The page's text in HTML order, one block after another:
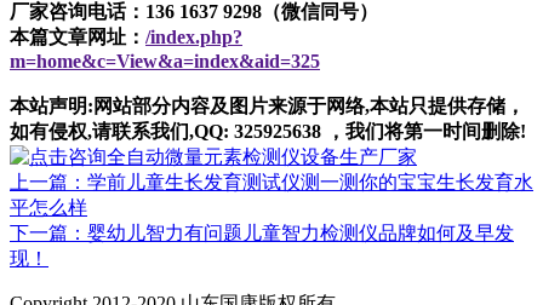
厂家咨询电话：136 1637 9298（微信同号）
本篇文章网址： /index.php?
m=home&c=View&a=index&aid=325
本站声明:网站部分内容及图片来源于网络,本站只提供存储，
如有侵权,请联系我们,QQ: 325925638 ，我们将第一时间删除!
上一篇：学前儿童生长发育测试仪测一测你的宝宝生长发育水
平怎么样
下一篇：婴幼儿智力有问题儿童智力检测仪品牌如何及早发
现！